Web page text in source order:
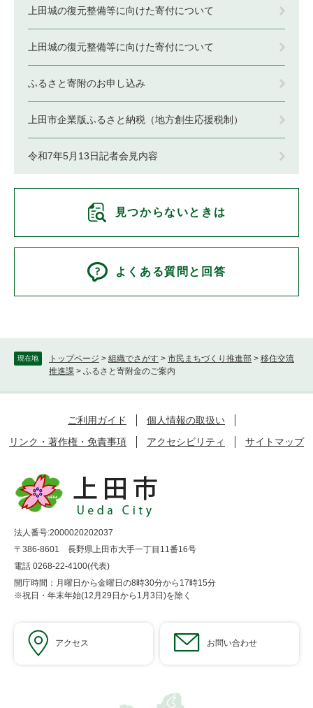
現在地 トップページ > 組織でさがす > 市民まちづくり推進部 > 移住交流
推進課 > ふるさと寄附金のご案内
上田城の復元整備等に向けた寄付について
上田城の復元整備等に向けた寄付について
ふるさと寄附のお申し込み
上田市企業版ふるさと納税（地方創生応援税制）
令和7年5月13日記者会見内容
見つからないときは
よくある質問と回答
ご利用ガイド
個人情報の取扱い
リンク・著作権・免責事項
アクセシビリティ サイトマップ
法人番号:2000020202037
〒386-8601 長野県上田市大手一丁目11番16号
電話 0268-22-4100(代表)
開庁時間：月曜日から金曜日の8時30分から17時15分
※祝日・年末年始(12月29日から1月3日)を除く
アクセス お問い合わせ